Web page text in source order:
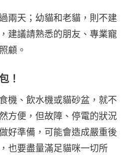
兩天；幼貓和老貓，則不建
建議請熟悉的朋友、專業寵
顧。
！
機、飲水機或貓砂盆，就不
方便，但故障、停電的狀況
好準備，可能會造成嚴重後
也要盡量滿足貓咪一切所